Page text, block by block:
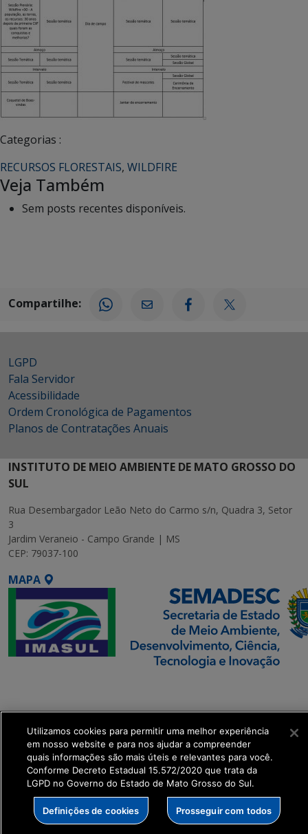
Categorias :
RECURSOS FLORESTAIS, WILDFIRE
Veja Também
Sem posts recentes disponíveis.
Compartilhe:
LGPD
Fala Servidor
Acessibilidade
Ordem Cronológica de Pagamentos
Planos de Contratações Anuais
INSTITUTO DE MEIO AMBIENTE DE MATO GROSSO DO
SUL
Rua Desembargador Leão Neto do Carmo s/n, Quadra 3, Setor
3
Jardim Veraneio - Campo Grande | MS
CEP: 79037-100
MAPA
get_footer();
Utilizamos cookies para permitir uma melhor experiência
em nosso website e para nos ajudar a compreender
quais informações são mais úteis e relevantes para você.
Conforme Decreto Estadual 15.572/2020 que trata da
LGPD no Governo do Estado de Mato Grosso do Sul.
Definições de cookies Prosseguir com todos